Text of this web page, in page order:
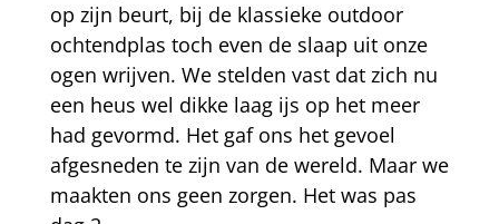
op zijn beurt, bij de klassieke outdoor
ochtendplas toch even de slaap uit onze
ogen wrijven. We stelden vast dat zich nu
een heus wel dikke laag ijs op het meer
had gevormd. Het gaf ons het gevoel
afgesneden te zijn van de wereld. Maar we
maakten ons geen zorgen. Het was pas